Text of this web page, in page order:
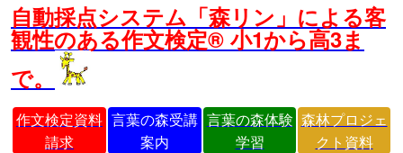
自動採点システム「森リン」による客
観性のある作文検定® 小1から高3ま
で。
作文検定資料
請求
言葉の森受講
案内
言葉の森体験
学習
森林プロジェ
クト資料